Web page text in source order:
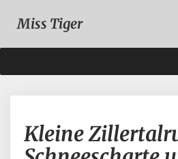
Miss Tiger
Kleine